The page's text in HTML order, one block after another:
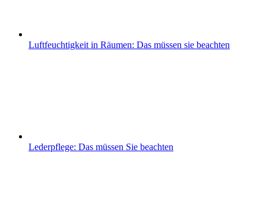
Luftfeuchtigkeit in Räumen: Das müssen sie beachten
Lederpflege: Das müssen Sie beachten